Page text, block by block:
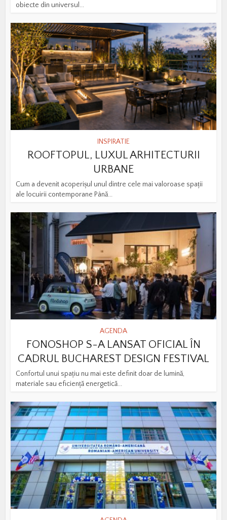
obiecte din universul...
INSPIRATIE
ROOFTOPUL, LUXUL ARHITECTURII
URBANE
Cum a devenit acoperișul unul dintre cele mai valoroase spații
ale locuirii contemporane Până...
AGENDA
FONOSHOP S-A LANSAT OFICIAL ÎN
CADRUL BUCHAREST DESIGN FESTIVAL
Confortul unui spațiu nu mai este definit doar de lumină,
materiale sau eficiență energetică...